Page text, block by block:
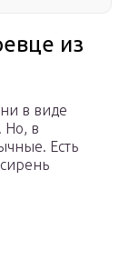
из
в виде
Но, в
Есть